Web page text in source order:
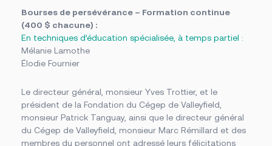
Bourses de persévérance – Formation continue
(400 $ chacune) :
En techniques d’éducation spécialisée, à temps partiel :
Mélanie Lamothe
Élodie Fournier
Le directeur général, monsieur Yves Trottier, et le
président de la Fondation du Cégep de Valleyfield,
monsieur Patrick Tanguay, ainsi que le directeur général
du Cégep de Valleyfield, monsieur Marc Rémillard et des
membres du personnel ont adressé leurs félicitations